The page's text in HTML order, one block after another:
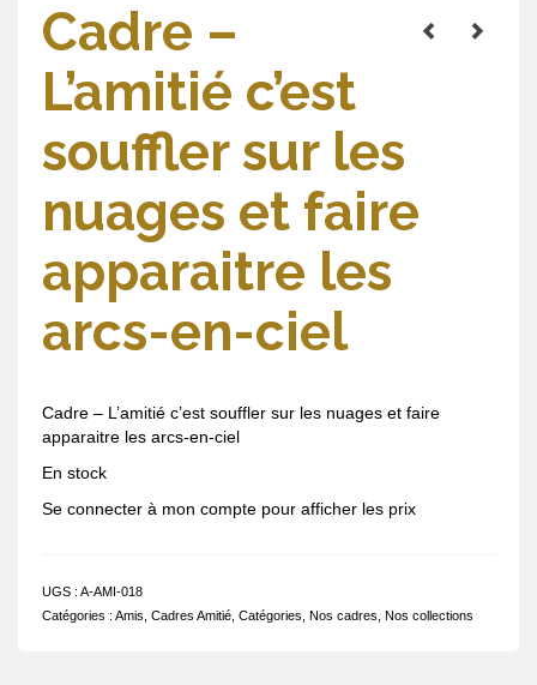
Cadre –
L’amitié c’est
souffler sur les
nuages et faire
apparaitre les
arcs-en-ciel
Cadre – L’amitié c’est souffler sur les nuages et faire
apparaitre les arcs-en-ciel
En stock
Se connecter à mon compte pour afficher les prix
UGS : A-AMI-018
Catégories : Amis Cadres Amitié Catégories Nos cadres Nos collections